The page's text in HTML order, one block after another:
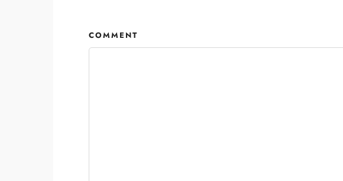
COMMENT